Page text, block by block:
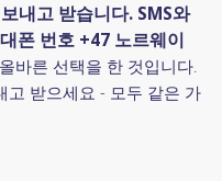
내고 받습니다. SMS와
폰 번호 +47 노르웨이
바른 선택을 한 것입니다.
고 받으세요 - 모두 같은 가